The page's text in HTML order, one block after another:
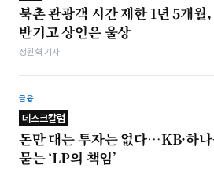
북촌 관광객 시간 제한 1년 5개월
반기고 상인은 울상
정원혁 기자
금융
데스크칼럼
돈만 대는 투자는 없다…KB·하
묻는 ‘LP의 책임’